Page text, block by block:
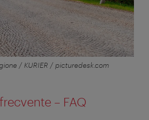
/ KURIER / picturedesk.com
– FAQ